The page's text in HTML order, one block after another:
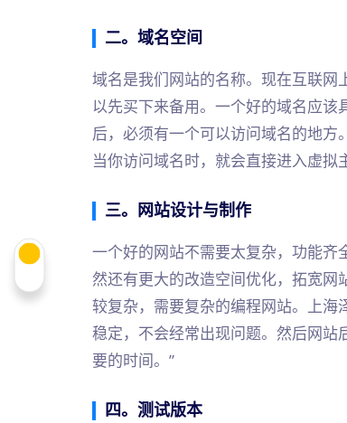
二。域名空间
域名是我们网站的名称。现在互联
以先买下来备用。一个好的域名应
后，必须有一个可以访问域名的地方
当你访问域名时，就会直接进入虚拟
三。网站设计与制作
一个好的网站不需要太复杂，功能齐
然还有更大的改造空间优化，拓宽
较复杂，需要复杂的编程网站。上海
稳定，不会经常出现问题。然后网
要的时间。”
四。测试版本